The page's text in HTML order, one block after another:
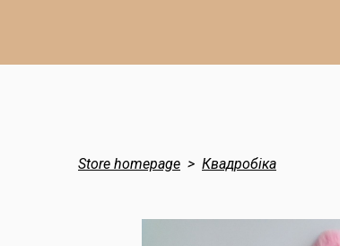
Store homepage Квадробіка